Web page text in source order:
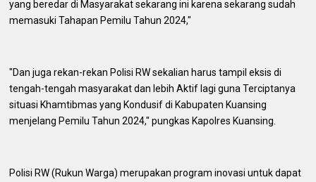
yang beredar di Masyarakat sekarang ini karena sekarang sudah
memasuki Tahapan Pemilu Tahun 2024,"
"Dan juga rekan-rekan Polisi RW sekalian harus tampil eksis di
tengah-tengah masyarakat dan lebih Aktif lagi guna Terciptanya
situasi Khamtibmas yang Kondusif di Kabupaten Kuansing
menjelang Pemilu Tahun 2024," pungkas Kapolres Kuansing.
Polisi RW (Rukun Warga) merupakan program inovasi untuk dapat